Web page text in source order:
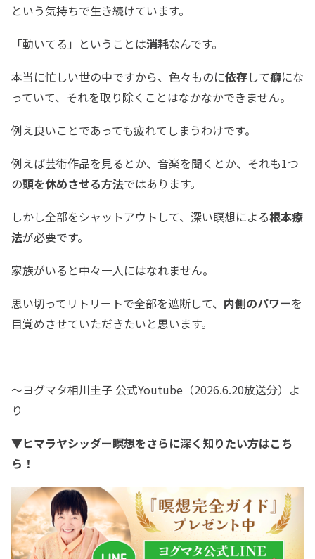
という気持ちで生き続けています。
「動いてる」ということは消耗なんです。
本当に忙しい世の中ですから、色々ものに依存して癖にな
っていて、それを取り除くことはなかなかできません。
例え良いことであっても疲れてしまうわけです。
例えば芸術作品を見るとか、音楽を聞くとか、それも1つ
の頭を休めさせる方法ではあります。
しかし全部をシャットアウトして、深い瞑想による根本療
法が必要です。
家族がいると中々一人にはなれません。
思い切ってリトリートで全部を遮断して、 内側のパワーを
目覚めさせていただきたいと思います。
〜ヨグマタ相川圭子 公式Youtube（2026.6.20放送分）よ
り
▼ヒマラヤシッダー瞑想をさらに深く知りたい方はこち
ら！